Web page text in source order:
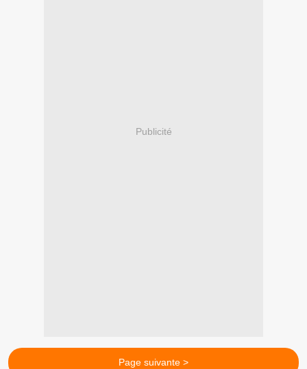
Publicité
Page suivante >